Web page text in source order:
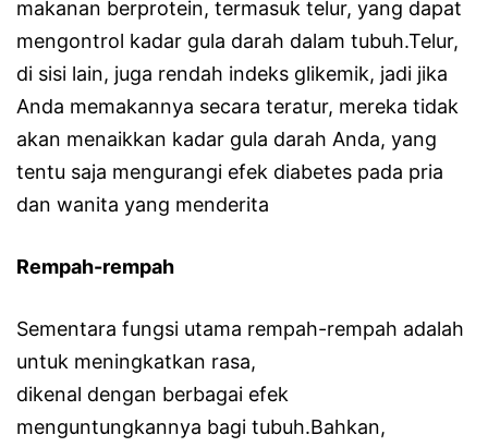
makanan berprotein, termasuk telur, yang dapat
mengontrol kadar gula darah dalam tubuh.Telur,
di sisi lain, juga rendah indeks glikemik, jadi jika
Anda memakannya secara teratur, mereka tidak
akan menaikkan kadar gula darah Anda, yang
tentu saja mengurangi efek diabetes pada pria
dan wanita yang menderita
Rempah-rempah
Sementara fungsi utama rempah-rempah adalah
untuk meningkatkan rasa,
dikenal dengan berbagai efek
menguntungkannya bagi tubuh.Bahkan,